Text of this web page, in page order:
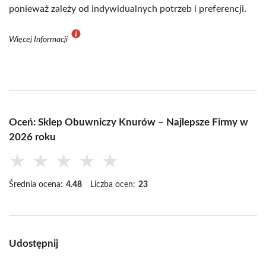
ponieważ zależy od indywidualnych potrzeb i preferencji.
Więcej Informacji
Oceń: Sklep Obuwniczy Knurów – Najlepsze Firmy w
2026 roku
★ ★ ★ ★ ★
Średnia ocena: 4.48 Liczba ocen: 23
Udostępnij